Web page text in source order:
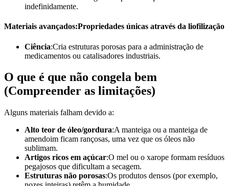
indefinidamente.
Materiais avançados:Propriedades únicas através da liofilização
Ciência:Cria estruturas porosas para a administração de
medicamentos ou catalisadores industriais.
O que é que não congela bem
(Compreender as limitações)
Alguns materiais falham devido a:
Alto teor de óleo/gordura:A manteiga ou a manteiga de
amendoim ficam rançosas, uma vez que os óleos não
sublimam.
Artigos ricos em açúcar:O mel ou o xarope formam resíduos
pegajosos que dificultam a secagem.
Estruturas não porosas:Os produtos densos (por exemplo,